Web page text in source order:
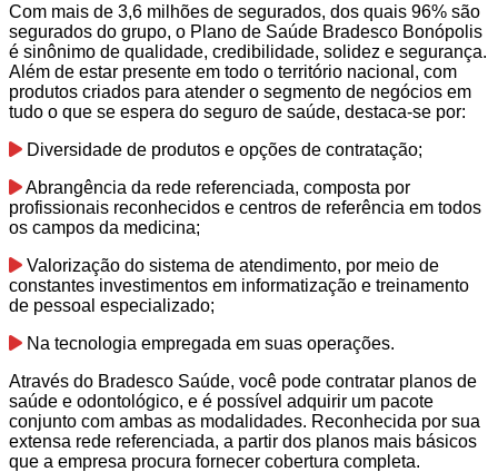
Com mais de 3,6 milhões de segurados, dos quais 96% são
segurados do grupo, o Plano de Saúde Bradesco Bonópolis
é sinônimo de qualidade, credibilidade, solidez e segurança.
Além de estar presente em todo o território nacional, com
produtos criados para atender o segmento de negócios em
tudo o que se espera do seguro de saúde, destaca-se por:
Diversidade de produtos e opções de contratação;
Abrangência da rede referenciada, composta por
profissionais reconhecidos e centros de referência em todos
os campos da medicina;
Valorização do sistema de atendimento, por meio de
constantes investimentos em informatização e treinamento
de pessoal especializado;
Na tecnologia empregada em suas operações.
Através do Bradesco Saúde, você pode contratar planos de
saúde e odontológico, e é possível adquirir um pacote
conjunto com ambas as modalidades. Reconhecida por sua
extensa rede referenciada, a partir dos planos mais básicos
que a empresa procura fornecer cobertura completa.